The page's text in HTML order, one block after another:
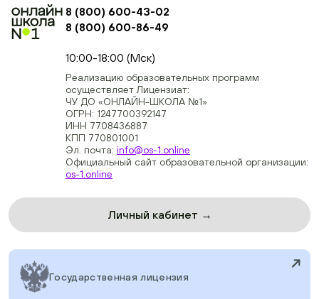
8 (800) 600-43-02
8 (800) 600-86-49
10:00-18:00 (Мск)
Реализацию образовательных программ
осуществляет Лицензиат:
ЧУ ДО «ОНЛАЙН-ШКОЛА №1»
ОГРН: 1247700392147
ИНН 7708436887
КПП 770801001
Эл. почта: info@os-1.online
Официальный сайт образовательной организации:
os-1.online
Личный кабинет →
Государственная лицензия